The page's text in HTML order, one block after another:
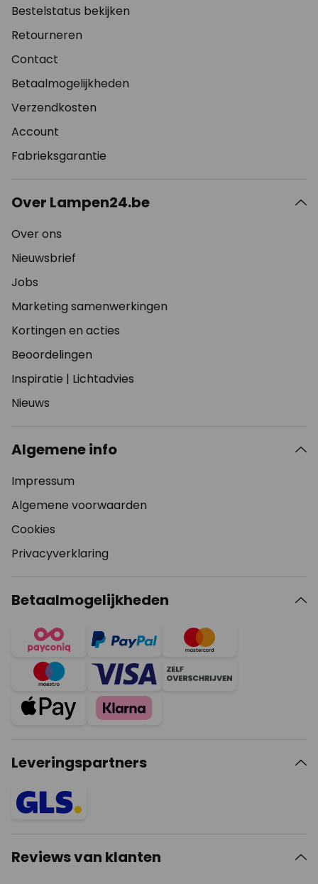
Bestelstatus bekijken
Retourneren
Contact
Betaalmogelijkheden
Verzendkosten
Account
Fabrieksgarantie
Over Lampen24.be
Over ons
Nieuwsbrief
Jobs
Marketing samenwerkingen
Kortingen en acties
Beoordelingen
Inspiratie | Lichtadvies
Nieuws
Algemene info
Impressum
Algemene voorwaarden
Cookies
Privacyverklaring
Betaalmogelijkheden
Leveringspartners
Reviews van klanten